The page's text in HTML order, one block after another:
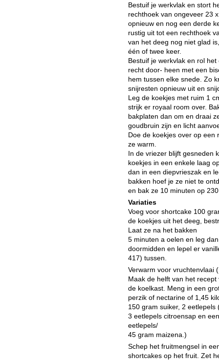
Bestuif je werkvlak en stort
rechthoek van ongeveer 23
opnieuw en nog een derde
rustig uit tot een rechthoek
van het deeg nog niet glad
één of twee keer.
Bestuif je werkvlak en rol
recht door- heen met een
hem tussen elke snede. Zo
snijresten opnieuw uit en
Leg de koekjes met ruim 1
strijk er royaal room over.
bakplaten dan om en draai
goudbruin zijn en licht
Doe de koekjes over op een
ze warm.
In de vriezer blijft gesneden
koekjes in een enkele laag
dan in een diepvrieszak en
bakken hoef je ze niet te
en bak ze 10 minuten op
Variaties
Voeg voor shortcake 100
de koekjes uit het deeg,
Laat ze na het bakken
5 minuten a oelen en leg
doormidden en lepel er
417) tussen.
Verwarm voor vruchtenvlaai
Maak de helft van het
de koelkast. Meng in een
perzik of nectarine of 1,45
150 gram suiker, 2
3 eetlepels citroensap en
eetlepels/
45 gram maizena.)
Schep het fruitmengsel in
shortcakes op het fruit. Zet